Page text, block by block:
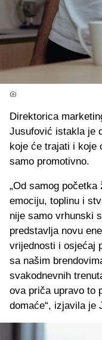
Direktorica
Jusufović istakla je
koje će trajati i koje
samo promotivno.
„Od samog
emociju, toplinu i
nije samo vrhunski
predstavlja novu
vrijednosti i osjećaj
sa našim
svakodnevnih
ova priča upravo to
domaće“, izjavila je